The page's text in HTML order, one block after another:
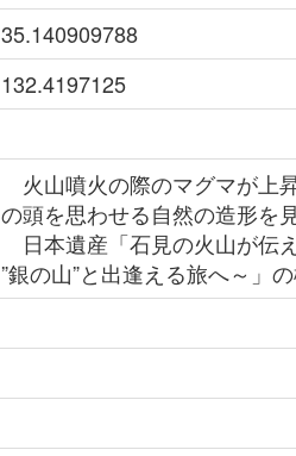
35.140909788
132.4197125
火山噴火の際のマグマが上
の頭を思わせる自然の造形を
日本遺産「石見の火山が伝
”銀の山”と出逢える旅へ～」の